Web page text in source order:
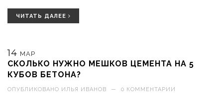
типичных ошибок. Узнайте, как учитывать тип почвы, нагрузки
ЧИТАТЬ ДАЛЕЕ
14 МАР
СКОЛЬКО НУЖНО МЕШКОВ ЦЕМЕНТА НА 5
КУБОВ БЕТОНА?
ОПУБЛИКОВАНО ИЛЬЯ ИВАНОВ — 0 КОММЕНТАРИИ